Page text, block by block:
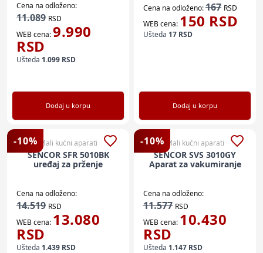
Cena na odloženo:
11.089 RSD
WEB cena:9.990
RSD
Ušteda 1.099 RSD
Dodaj u korpu
Cena na odloženo:167 RSD
WEB cena: 150 RSD
Ušteda 17 RSD
Dodaj u korpu
-10% Mali kućni aparati
SENCOR SFR 5010BK
uređaj za prženje
Cena na odloženo:
14.519 RSD
WEB cena: 13.080
RSD
Ušteda 1.439 RSD
-10% Mali kućni aparati
SENCOR SVS 3010GY
Aparat za vakumiranje
Cena na odloženo:
11.577 RSD
WEB cena: 10.430
RSD
Ušteda 1.147 RSD